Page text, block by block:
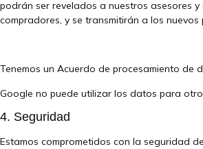
podrán ser revelados a nuestros asesores y
compradores, y se transmitirán a los nuevos
Tenemos un Acuerdo de procesamiento de
Google no puede utilizar los datos para
4. Seguridad
Estamos comprometidos con la seguridad